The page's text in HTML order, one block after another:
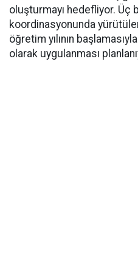
oluşturmayı hedefliyor. Üç
koordinasyonunda
öğretim yılının
olarak uygulanması